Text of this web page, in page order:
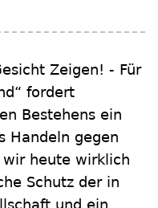
Zeigen! - Für
fordert
Bestehens ein
Handeln gegen
wir heute wirklich
Schutz der in
und ein